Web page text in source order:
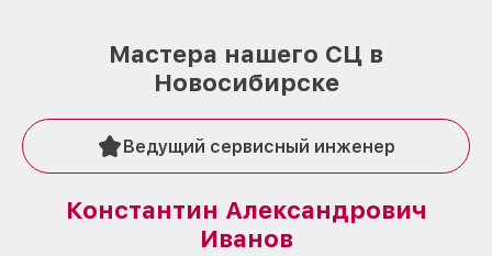
Мастера нашего СЦ в
Новосибирске
Ведущий сервисный инженер
Константин Александрович
Иванов